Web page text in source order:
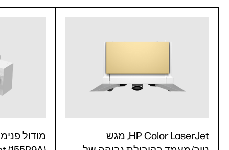
מודול
HP Color LaserJet, מגש